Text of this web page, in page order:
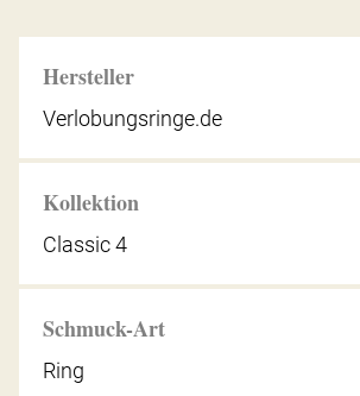
Hersteller
Verlobungsringe.de
Kollektion
Classic 4
Schmuck-Art
Ring